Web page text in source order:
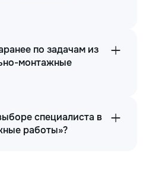
по задачам из
монтажные
специалиста в
работы»?